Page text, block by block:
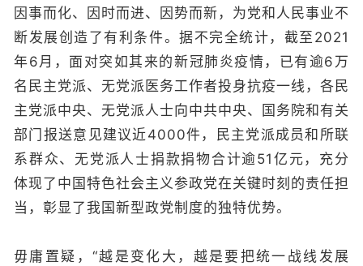
因事而化、因时而进、因势而新，为党和人民事业不
断发展创造了有利条件。据不完全统计，截至2021
年6月，面对突如其来的新冠肺炎疫情，已有逾6万
名民主党派、无党派医务工作者投身抗疫一线，各民
主党派中央、无党派人士向中共中央、国务院和有关
部门报送意见建议近4000件，民主党派成员和所联
系群众、无党派人士捐款捐物合计逾51亿元，充分
体现了中国特色社会主义参政党在关键时刻的责任担
当，彰显了我国新型政党制度的独特优势。
毋庸置疑，“越是变化大，越是要把统一战线发展